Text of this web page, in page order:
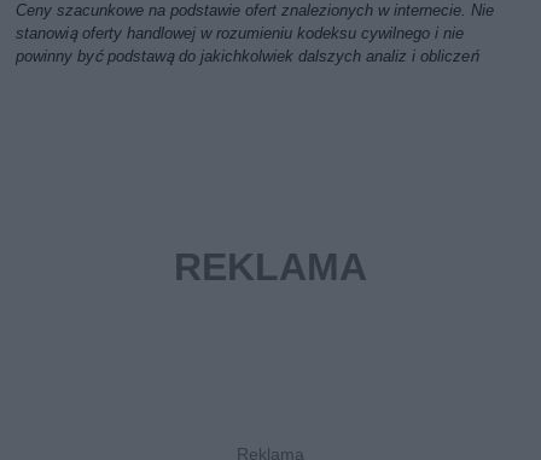
Ceny szacunkowe na podstawie ofert znalezionych w internecie. Nie
stanowią oferty handlowej w rozumieniu kodeksu cywilnego i nie
powinny być podstawą do jakichkolwiek dalszych analiz i obliczeń